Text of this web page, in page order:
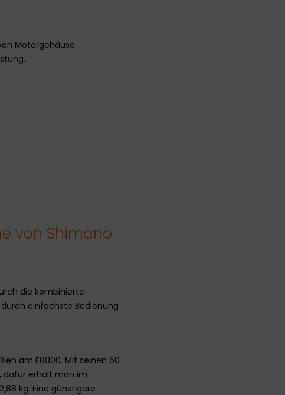
Motorgehäuse
von Shimano
die kombinierte
einfachste Bedienung
am E8000. Mit seinen 60
dafür erhält man im
kg. Eine günstigere